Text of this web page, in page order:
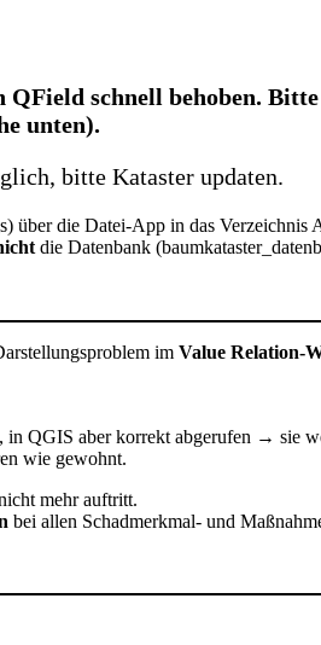
schnell behoben.
unten).
bitte Kataster updaten.
über die Datei-App in das
die Datenbank
im Value Relation-
QGIS aber korrekt abgerufen → sie
wie gewohnt.
mehr auftritt.
bei allen Schadmerkmal- und